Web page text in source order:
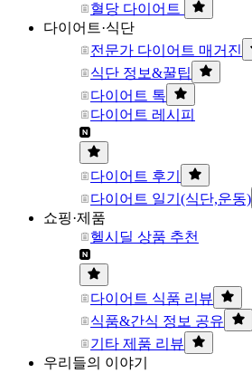
혈당 다이어트
다이어트·식단
전문가 다이어트 매거진
식단 정보&꿀팁
다이어트 톡
다이어트 레시피
다이어트 후기
다이어트 일기(식단,운동)
쇼핑·제품
헬시딜 상품 추천
다이어트 식품 리뷰
식품&간식 정보 공유
기타 제품 리뷰
우리들의 이야기